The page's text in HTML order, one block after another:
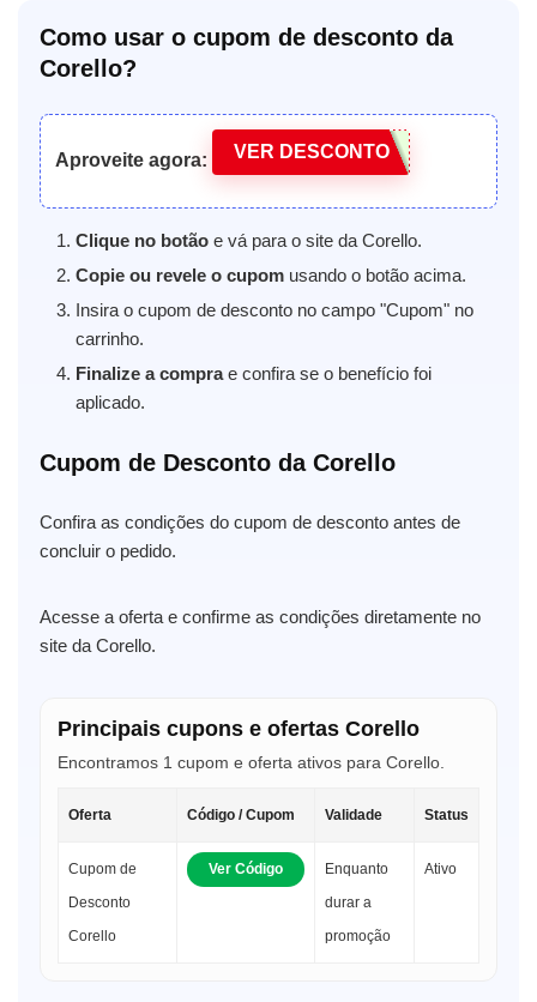
Como usar o cupom de desconto da
Corello?
Aproveite agora: VER DESCONTO
Clique no botão e vá para o site da Corello.
Copie ou revele o cupom usando o botão acima.
Insira o cupom de desconto no campo "Cupom" no
carrinho.
Finalize a comprae confira se o benefício foi
aplicado.
Cupom de Desconto da Corello
Confira as condições do cupom de desconto antes de
concluir o pedido.
Acesse a oferta e confirme as condições diretamente no
site da Corello.
Principais cupons e ofertas Corello
Encontramos 1 cupom e oferta ativos para Corello.
Oferta Código / Cupom Validade Status
Cupom de
Desconto
Corello
Ver Código
Enquanto
durar a
promoção
Ativo